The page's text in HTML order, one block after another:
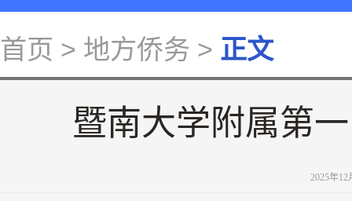
首页 > 地方侨务 > 正文
暨南大学附属第
2025年